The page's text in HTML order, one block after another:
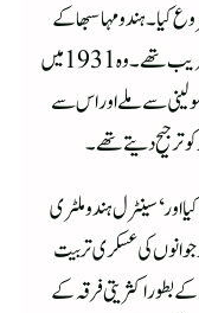
کیا۔ ہندو مہاسبھا کے
صدر بی ایس مونجے 1927 میں آر ایس ایس کے قریب تھے۔ وہ 1931 میں
سے ملے اور اس سے
ترجیح دیتے تھے۔
کیا اور ‘سینٹرل ہندو ملٹری
کی عسکری تربیت
بطور اکثریتی فرقہ کے